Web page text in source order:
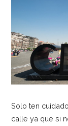
Solo ten
calle ya que si